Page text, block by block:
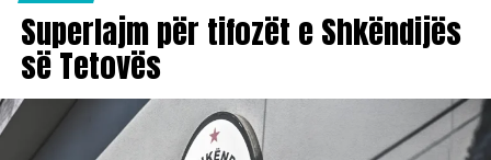
Superlajm për tifozët e Shkëndijës
së Tetovës